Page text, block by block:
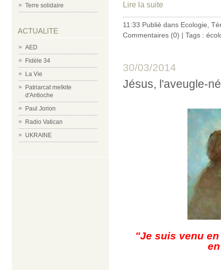
Terre solidaire
ACTUALITE
AED
Fidèle 34
La Vie
Patriarcat melkite
d'Antioche
Paul Jorion
Radio Vatican
UKRAINE
Lire la suite
11:33 Publié dans Ecologie
Commentaires (0) | Tags :
30/03/2014
Jésus, l'aveugle-
"Je suis venu